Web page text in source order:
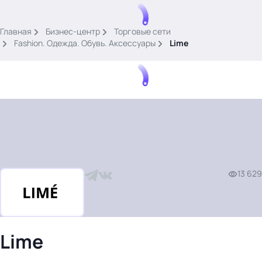
картина дня
темы
новости
видео
Главная Бизнес-центр
Торговые сети
Fashion. Одежда. Обувь. Аксессуары
Lime
13 629
Lime